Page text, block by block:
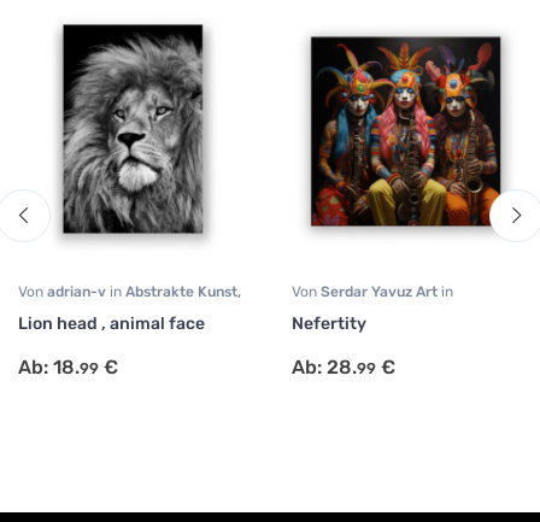
Von adrian-v in Abstrakte Kunst,
Fotografie
Modern Art,
Tiermotive
Lion head , animal face
Ab: 18.99 €
Von Serdar Yavuz Art in
Abstrakte Kunst
Modern Art
Nefertity
Ab: 28.99 €